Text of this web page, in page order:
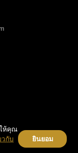
ให้คุณ
กับ
ยินยอม